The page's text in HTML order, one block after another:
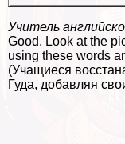
Учитель
Good. Look at the
using these words
(Учащиеся
Гуда, добавляя